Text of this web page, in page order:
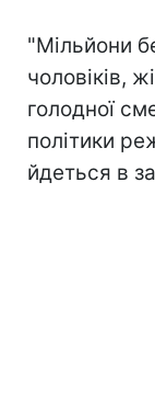
"Мільйони
чоловіків,
голодної
політики
йдеться в